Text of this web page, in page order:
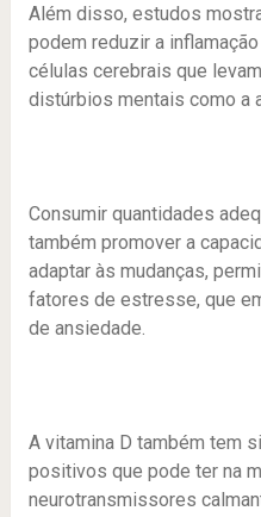
Além disso, estudos
podem reduzir a
células cerebrais que
distúrbios mentais como a
Consumir quantidades
também promover a
adaptar às mudanças,
fatores de estresse, que
de ansiedade.
A vitamina D também tem
positivos que pode ter na
neurotransmissores